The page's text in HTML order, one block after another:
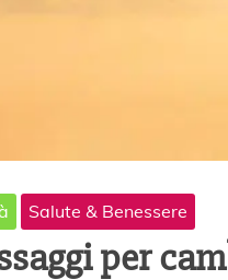
Salute & Benessere
per